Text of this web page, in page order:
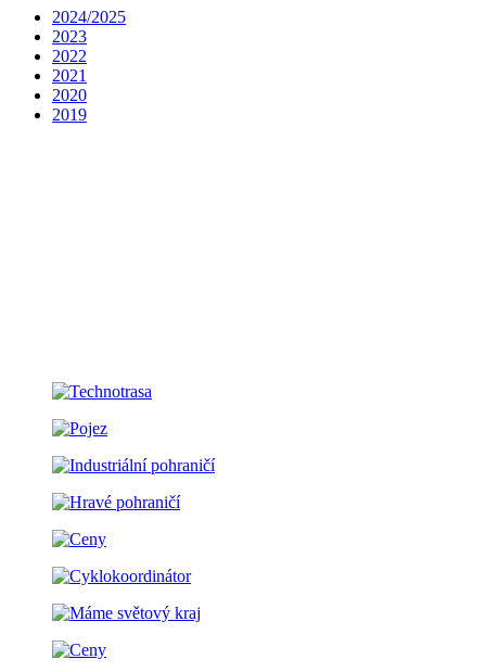
2024/2025
2023
2022
2021
2020
2019